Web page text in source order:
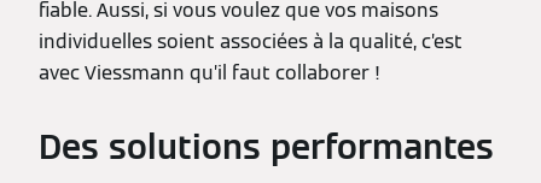
fiable. Aussi, si vous voulez que vos maisons
individuelles soient associées à la qualité, c’est
avec Viessmann qu’il faut collaborer !
Des solutions performantes